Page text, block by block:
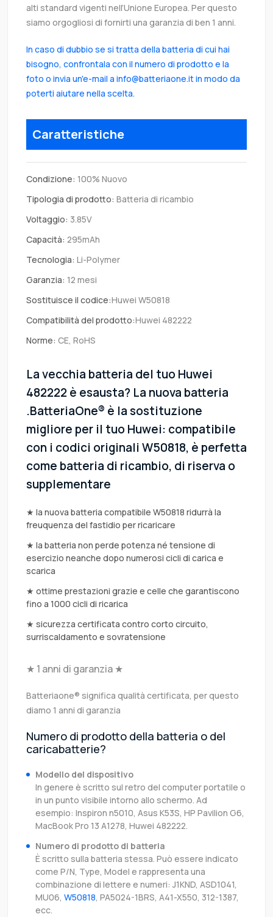
alti standard vigenti nell’Unione Europea. Per questo
siamo orgogliosi di fornirti una garanzia di ben 1 anni.
In caso di dubbio se si tratta della batteria di cui hai
bisogno, confrontala con il numero di prodotto e la
foto o invia un'e-mail a info@batteriaone.it in modo da
poterti aiutare nella scelta.
Caratteristiche
Condizione: 100% Nuovo
Tipologia di prodotto: Batteria di ricambio
Voltaggio: 3.85V
Capacità: 295mAh
Tecnologia: Li-Polymer
Garanzia: 12 mesi
Sostituisce il codice:Huwei W50818
Compatibilità del prodotto:Huwei 482222
Norme: CE, RoHS
La vecchia batteria del tuo Huwei
482222 è esausta? La nuova batteria
.BatteriaOne® è la sostituzione
migliore per il tuo Huwei: compatibile
con i codici originali W50818, è perfetta
come batteria di ricambio, di riserva o
supplementare
★ la nuova batteria compatibile W50818 ridurrà la
freuquenza del fastidio per ricaricare
★ la batteria non perde potenza né tensione di
esercizio neanche dopo numerosi cicli di carica e
scarica
★ ottime prestazioni grazie e celle che garantiscono
fino a 1000 cicli di ricarica
★ sicurezza certificata contro corto circuito,
surriscaldamento e sovratensione
★ 1 anni di garanzia ★
Batteriaone® significa qualità certificata, per questo
diamo 1 anni di garanzia
Numero di prodotto della batteria o del
caricabatterie?
Modello del dispositivo
In genere è scritto sul retro del computer portatile o
in un punto visibile intorno allo schermo. Ad
esempio: Inspiron n5010, Asus K53S, HP Pavilion G6,
MacBook Pro 13 A1278, Huwei 482222.
Numero di prodotto di batteria
È scritto sulla batteria stessa. Può essere indicato
come P/N, Type, Model e rappresenta una
combinazione di lettere e numeri: J1KND, ASD1041,
MU06, W50818, PA5024-1BRS, A41-X550, 312-1387,
ecc.